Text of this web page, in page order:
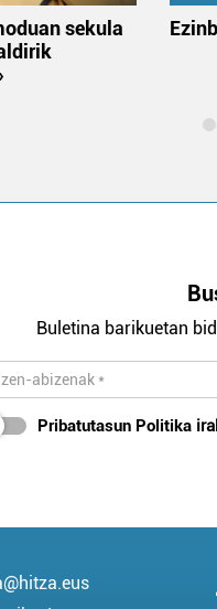
sekula
Buletina barikuetan
Pribatutasun Politika